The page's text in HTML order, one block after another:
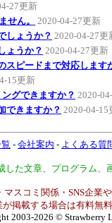
27更新
せん。
2020-04-27更新
しょうか？ 2020-04-27更
ょうか？ 2020-04-27更新
スピードまで対応します
15更新
グできますか？ 2020-
できますか？ 2020-04-15
- 会社案内 - よくある質
た文章、プログラム
マスコミ関係・SNS企業
掲載する場合は有料無
2003-2026 © Strawberry